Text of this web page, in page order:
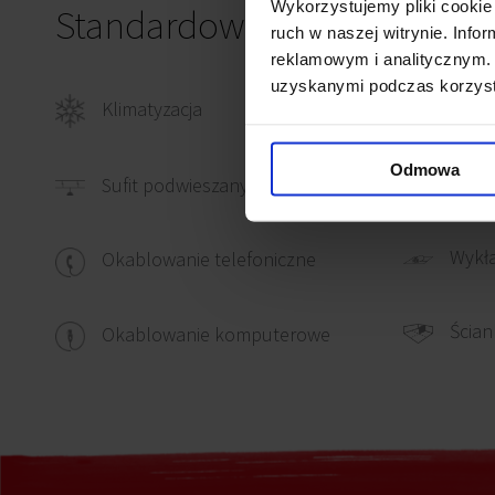
Wykorzystujemy pliki
ruch w naszej witrynie.
reklamowym i
uzyskanymi podczas
Odmowa
Standardowe wykończenie
Klimatyzacja
Sufit podwieszany
Okablowanie telefoniczne
Okablowanie komputerowe